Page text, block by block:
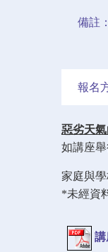
備註：
報名
惡劣天
如講座
家庭與
*未經資
講